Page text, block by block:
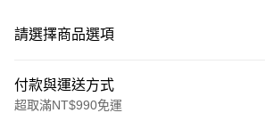
請選擇商品選項
付款與運送方式
超取滿NT$990免運